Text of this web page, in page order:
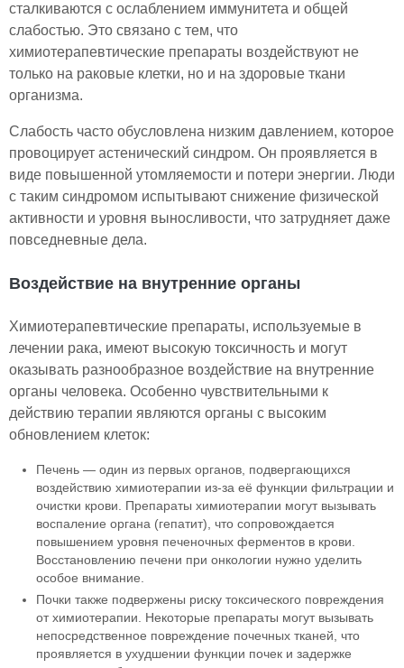
сталкиваются с ослаблением иммунитета и общей
слабостью. Это связано с тем, что
химиотерапевтические препараты воздействуют не
только на раковые клетки, но и на здоровые ткани
организма.
Слабость часто обусловлена низким давлением, которое
провоцирует астенический синдром. Он проявляется в
виде повышенной утомляемости и потери энергии. Люди
с таким синдромом испытывают снижение физической
активности и уровня выносливости, что затрудняет даже
повседневные дела.
Воздействие на внутренние органы
Химиотерапевтические препараты, используемые в
лечении рака, имеют высокую токсичность и могут
оказывать разнообразное воздействие на внутренние
органы человека. Особенно чувствительными к
действию терапии являются органы с высоким
обновлением клеток:
Печень — один из первых органов, подвергающихся
воздействию химиотерапии из-за её функции фильтрации и
очистки крови. Препараты химиотерапии могут вызывать
воспаление органа (гепатит), что сопровождается
повышением уровня печеночных ферментов в крови.
Восстановлению печени при онкологии нужно уделить
особое внимание.
Почки также подвержены риску токсического повреждения
от химиотерапии. Некоторые препараты могут вызывать
непосредственное повреждение почечных тканей, что
проявляется в ухудшении функции почек и задержке